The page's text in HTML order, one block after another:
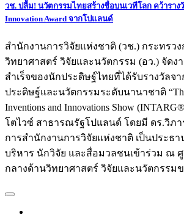
วช. ปลื้ม! นวัตกรรมไทยสร้างชื่อบนเวทีโลก คว้าราง
Innovation Award จากโปแลนด์
สำนักงานการวิจัยแห่งชาติ (วช.) กระทรว
วิทยาศาสตร์ วิจัยและนวัตกรรม (อว.) จัดง
สำเร็จของนักประดิษฐ์ไทยที่ได้รับรางวัลจา
ประดิษฐ์และนวัตกรรมระดับนานาชาติ “The
Inventions and Innovations Show
โตไวซ์ สาธารณรัฐโปแลนด์ โดยมี ดร.วิภ
การสำนักงานการวิจัยแห่งชาติ เป็นประธ
บริหาร นักวิจัย และสื่อมวลชนเข้าร่วม ณ
กลางด้านวิทยาศาสตร์ วิจัยและนวัตกรรม